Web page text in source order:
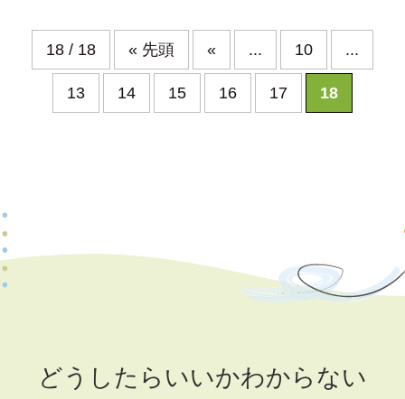
18 / 18 « 先頭 « ... 10 ...
13 14 15 16 17 18
どうしたらいいかわからない